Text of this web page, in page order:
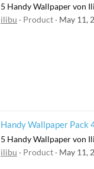
5 Handy Wallpaper von
ilibu
Product May 11,
Handy Wallpaper Pack
5 Handy Wallpaper von
ilibu
Product May 11,